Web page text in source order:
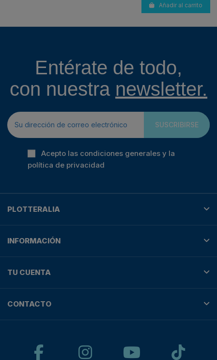
Añadir al carrito
Entérate de todo,
con nuestra newsletter.
SUSCRIBIRSE
Acepto las condiciones generales y la
política de privacidad
PLOTTERALIA
INFORMACIÓN
TU CUENTA
CONTACTO